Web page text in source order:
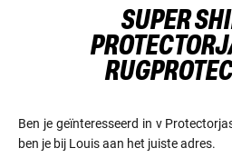
SUPER
Ben je geïnteresseerd in v
ben je bij Louis aan het juiste adres.